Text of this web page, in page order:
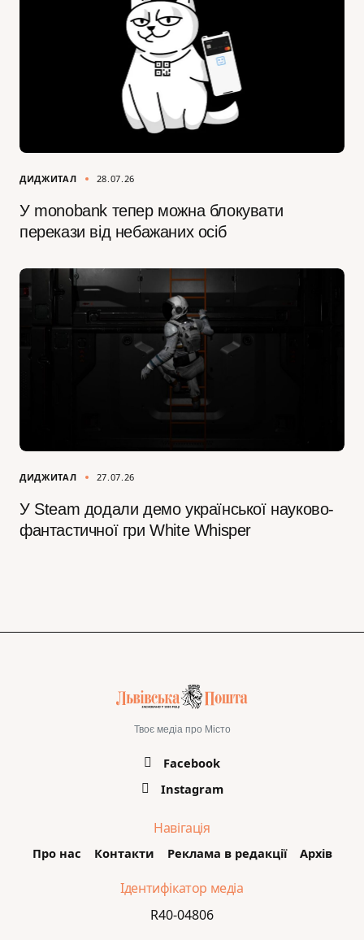
ДИДЖИТАЛ 28.07.26
У monobank тепер можна блокувати
перекази від небажаних осіб
ДИДЖИТАЛ 27.07.26
У Steam додали демо української науково-
фантастичної гри White Whisper
Твоє медіа про Місто
Facebook
Instagram
Навігація
Про нас Контакти Реклама в редакції Архів
Ідентифікатор медіа
R40-04806